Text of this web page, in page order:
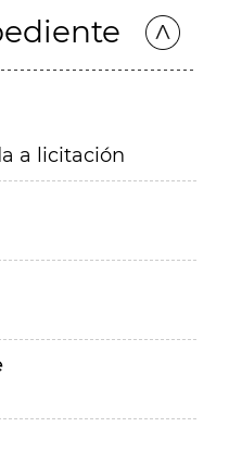
a licitación